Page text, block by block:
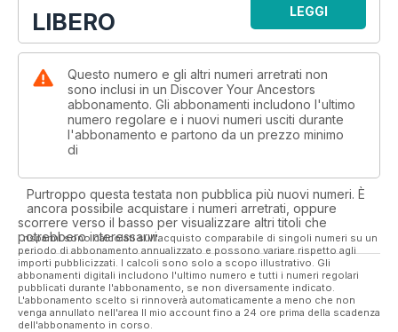
LIBERO LEGGI
Questo numero e gli altri numeri arretrati non
sono inclusi in un Discover Your Ancestors
abbonamento. Gli abbonamenti includono l'ultimo
numero regolare e i nuovi numeri usciti durante
l'abbonamento e partono da un prezzo minimo
di
Purtroppo questa testata non pubblica più nuovi numeri. È
ancora possibile acquistare i numeri arretrati, oppure
scorrere verso il basso per visualizzare altri titoli che
potrebbero interessarvi.
I risparmi sono calcolati sull'acquisto comparabile di singoli numeri su un
periodo di abbonamento annualizzato e possono variare rispetto agli
importi pubblicizzati. I calcoli sono solo a scopo illustrativo. Gli
abbonamenti digitali includono l'ultimo numero e tutti i numeri regolari
pubblicati durante l'abbonamento, se non diversamente indicato.
L'abbonamento scelto si rinnoverà automaticamente a meno che non
venga annullato nell'area Il mio account fino a 24 ore prima della scadenza
dell'abbonamento in corso.